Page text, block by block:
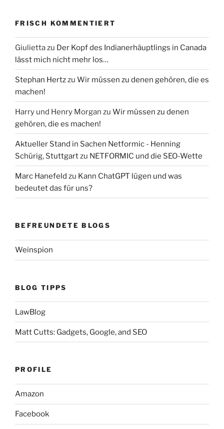
FRISCH KOMMENTIERT
Giuliettazu Der Kopf des Indianerhäuptlings in Canada
lässt mich nicht mehr los…
Stephan Hertzzu Wir müssen zu denen gehören, die es
machen!
Harry und Henry Morgan zu Wir müssen zu denen
gehören, die es machen!
Aktueller Stand in Sachen Netformic - Henning
Schürig, Stuttgartzu NETFORMIC und die SEO-Wette
Marc Hanefeld zu Kann ChatGPT lügen und was
bedeutet das für uns?
BEFREUNDETE BLOGS
Weinspion
BLOG TIPPS
LawBlog
Matt Cutts: Gadgets, Google, and SEO
PROFILE
Amazon
Facebook